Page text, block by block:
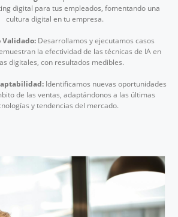
digital para tus empleados, fomentando una
cultura digital en tu empresa.
Validado: Desarrollamos y ejecutamos casos
la efectividad de las técnicas de IA en
digitales, con resultados medibles.
Identificamos nuevas oportunidades
de las ventas, adaptándonos a las últimas
y tendencias del mercado.